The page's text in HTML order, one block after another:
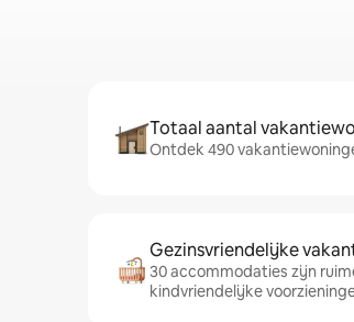
Totaal aantal
Ontdek 490
Gezinsvriendelijke
30 accommodaties zijn
kindvriendelijke